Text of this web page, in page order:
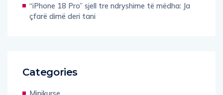
“iPhone 18 Pro” sjell tre ndryshime të mëdha: Ja
çfarë dimë deri tani
Categories
Minikurse